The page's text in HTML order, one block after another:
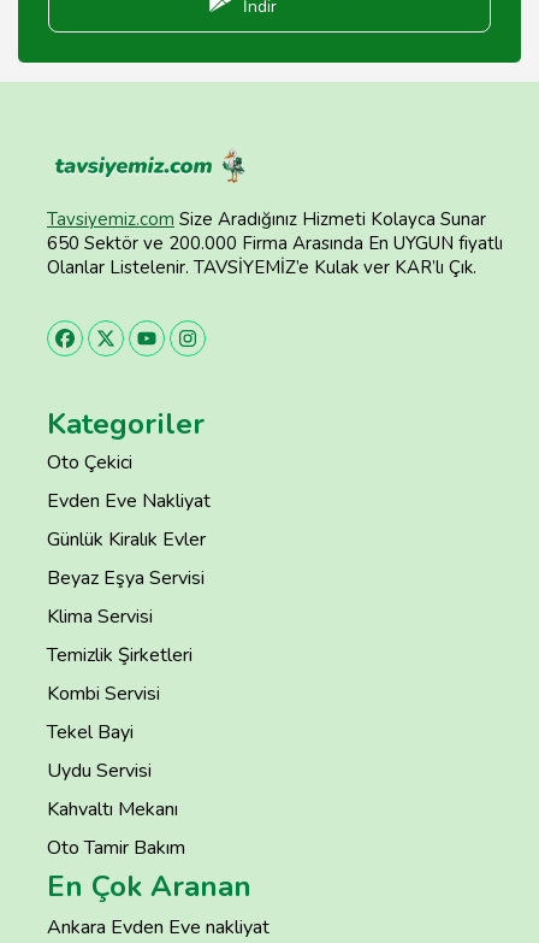
İndir
Tavsiyemiz.com Size Aradığınız Hizmeti Kolayca Sunar
650 Sektör ve 200.000 Firma Arasında En UYGUN fiyatlı
Olanlar Listelenir. TAVSİYEMİZ’e Kulak ver KAR’lı Çık.
Kategoriler
Oto Çekici
Evden Eve Nakliyat
Günlük Kiralık Evler
Beyaz Eşya Servisi
Klima Servisi
Temizlik Şirketleri
Kombi Servisi
Tekel Bayi
Uydu Servisi
Kahvaltı Mekanı
Oto Tamir Bakım
En Çok Aranan
Ankara Evden Eve nakliyat